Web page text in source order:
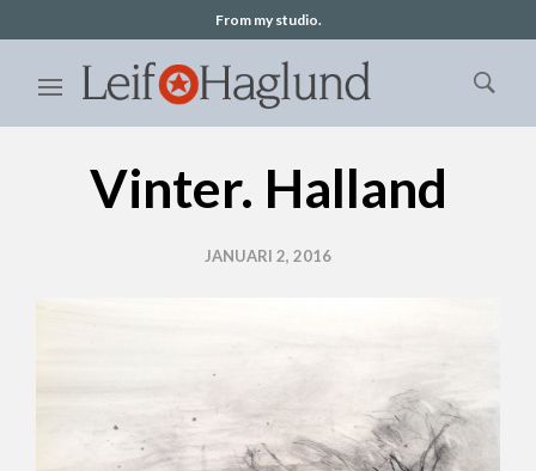
From my studio.
Vinter. Halland
JANUARI 2, 2016